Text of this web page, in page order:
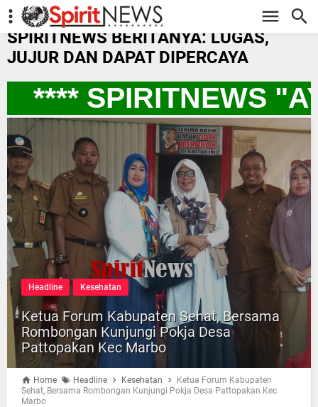
-->
SPIRITNEWS BERITANYA: LUGAS,
JUJUR DAN DAPAT DIPERCAYA
SPIRITNEWS
Headline Kesehatan
Ketua Forum Kabupaten Sehat, Bersama
Rombongan Kunjungi Pokja Desa
Pattopakan Kec Marbo
Home Headline Kesehatan
Ketua Forum Kabupaten
Sehat, Bersama Rombongan Kunjungi Pokja Desa Pattopakan Kec
Marbo